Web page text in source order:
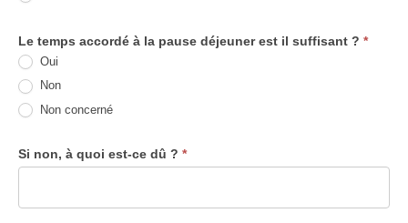
Le temps accordé à la pause déjeuner est il suffisant ? *
Oui
Non
Non concerné
Si non, à quoi est-ce dû ? *